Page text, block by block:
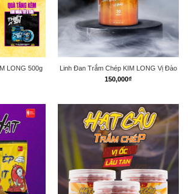
LONG 500g
Linh Đan Trắm Chép KIM LONG Vị Đào
150,000₫